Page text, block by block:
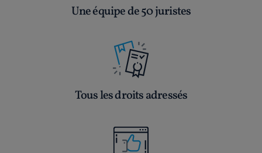
Une équipe de 50 juristes
Tous les droits adressés